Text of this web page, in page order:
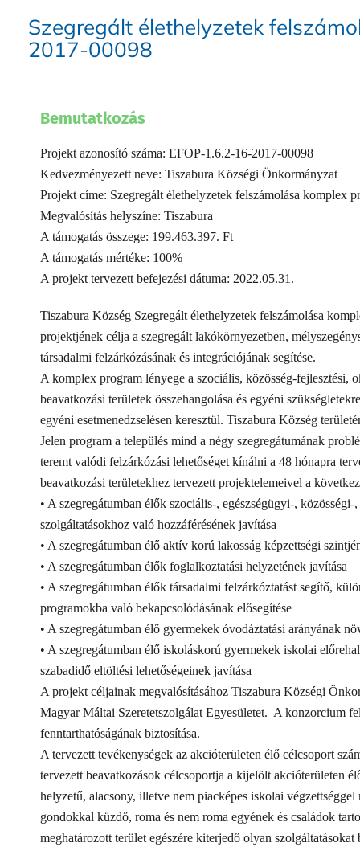
Szegregált élethelyzetek
2017-00098
Bemutatkozás
Projekt azonosító száma: EFOP-1.6.2-16-2017-00098
Kedvezményezett neve: Tiszabura Községi Önkormányzat
Projekt címe: Szegregált élethelyzetek felszámolása komplex
Megvalósítás helyszíne: Tiszabura
A támogatás összege: 199.463.397. Ft
A támogatás mértéke: 100%
A projekt tervezett befejezési dátuma: 2022.05.31.
Tiszabura Község Szegregált élethelyzetek felszámolása
projektjének célja a szegregált lakókörnyezetben,
társadalmi felzárkózásának és integrációjának segítése.
A komplex program lényege a szociális, közösség-fejlesztési,
beavatkozási területek összehangolása és egyéni
egyéni esetmenedzselésen keresztül. Tiszabura Község
Jelen program a település mind a négy szegregátumának
teremt valódi felzárkózási lehetőséget kínálni a 48 hónapra
beavatkozási területekhez tervezett projektelemeivel a
• A szegregátumban élők szociális-, egészségügyi-,
szolgáltatásokhoz való hozzáférésének javítása
• A szegregátumban élő aktív korú lakosság képzettségi
• A szegregátumban élők foglalkoztatási helyzetének javítása
• A szegregátumban élők társadalmi felzárkóztatást segítő,
programokba való bekapcsolódásának elősegítése
• A szegregátumban élő gyermekek óvodáztatási arányának
• A szegregátumban élő iskoláskorú gyermekek iskolai
szabadidő eltöltési lehetőségeinek javítása
A projekt céljainak megvalósításához Tiszabura Községi
Magyar Máltai Szeretetszolgálat Egyesületet. A konzorcium
fenntarthatóságának biztosítása.
A tervezett tevékenységek az akcióterületen élő célcsoport
tervezett beavatkozások célcsoportja a kijelölt akcióterületen
helyzetű, alacsony, illetve nem piacképes iskolai
gondokkal küzdő, roma és nem roma egyének és családok
meghatározott terület egészére kiterjedő olyan